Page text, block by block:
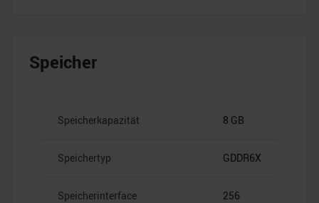
Speicher
Speicherkapazität 8 GB
Speichertyp GDDR6X
Speicherinterface 256